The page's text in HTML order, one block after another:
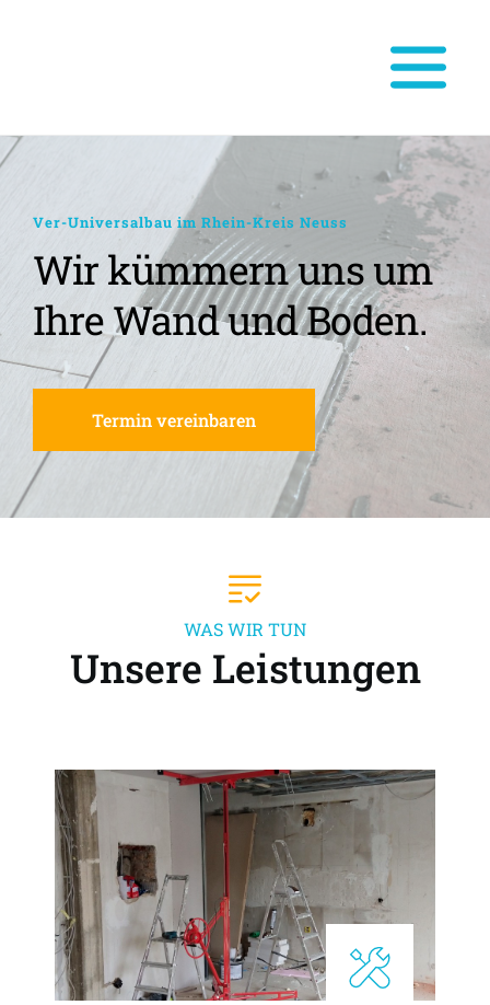
Ver-Universalbau im Rhein-Kreis Neuss
Wir kümmern uns um
Ihre Wand und Boden.
Termin vereinbaren
WAS WIR TUN
Unsere Leistungen